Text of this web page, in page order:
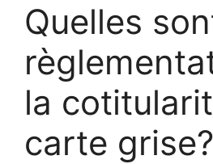
Quelles
la
carte grise?